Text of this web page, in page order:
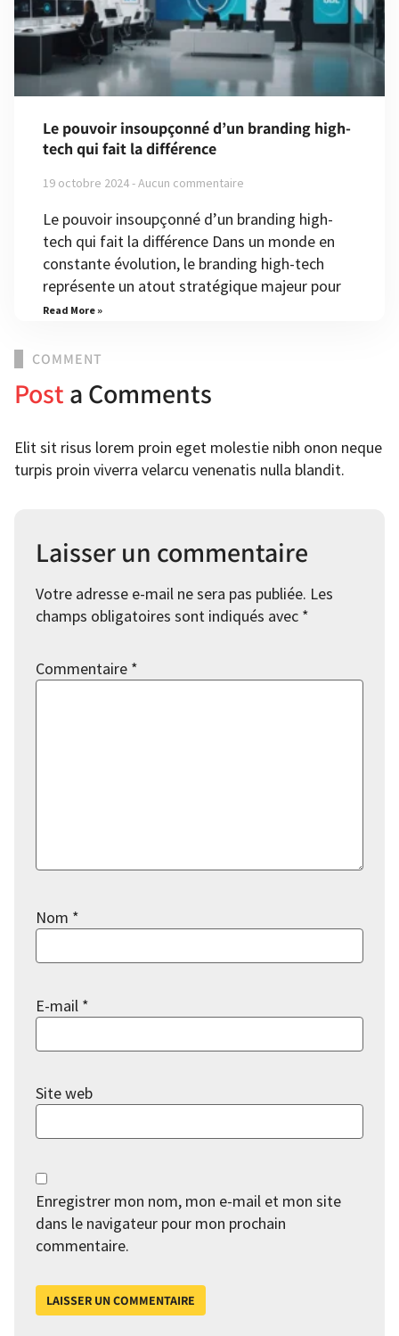
Le pouvoir insoupçonné d’un branding high-
tech qui fait la différence
19 octobre 2024 Aucun commentaire
Le pouvoir insoupçonné d’un branding high-
tech qui fait la différence Dans un monde en
constante évolution, le branding high-tech
représente un atout stratégique majeur pour
Read More »
COMMENT
Post a Comments
Elit sit risus lorem proin eget molestie nibh onon neque
turpis proin viverra velarcu venenatis nulla blandit.
Laisser un commentaire
Votre adresse e-mail ne sera pas publiée. Les
champs obligatoires sont indiqués avec *
Commentaire *
Nom *
E-mail *
Site web
Enregistrer mon nom, mon e-mail et mon site
dans le navigateur pour mon prochain
commentaire.